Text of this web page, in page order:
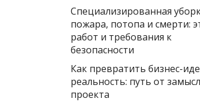
Специализированная
пожара, потопа и смерти:
работ и требования к
безопасности
Как превратить бизнес-
реальность: путь от
проекта